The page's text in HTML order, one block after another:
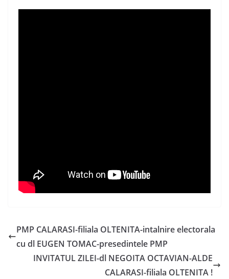
PMP CALARASI-filiala OLTENITA-intalnire electorala
cu dl EUGEN TOMAC-presedintele PMP
INVITATUL ZILEI-dl NEGOITA OCTAVIAN-ALDE
CALARASI-filiala OLTENITA !